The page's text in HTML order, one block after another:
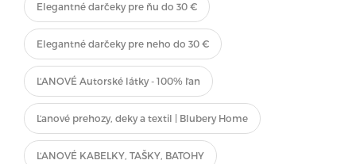
Elegantné darčeky pre ňu do 30 €
Elegantné darčeky pre neho do 30 €
ĽANOVÉ Autorské látky - 100% ľan
Ľanové prehozy, deky a textil | Blubery Home
ĽANOVÉ KABELKY, TAŠKY, BATOHY